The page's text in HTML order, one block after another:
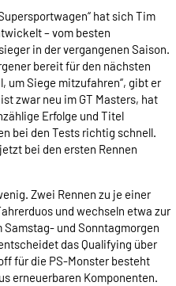
hat sich Tim
– vom besten
in der vergangenen Saison.
bereit für den nächsten
um Siege mitzufahren“, gibt er
zwar neu im GT Masters, hat
Erfolge und Titel
bei den Tests richtig schnell.
bei den ersten Rennen
Zwei Rennen zu je einer
und wechseln etwa zur
und Sonntagmorgen
das Qualifying über
für die PS-Monster besteht
erneuerbaren Komponenten.